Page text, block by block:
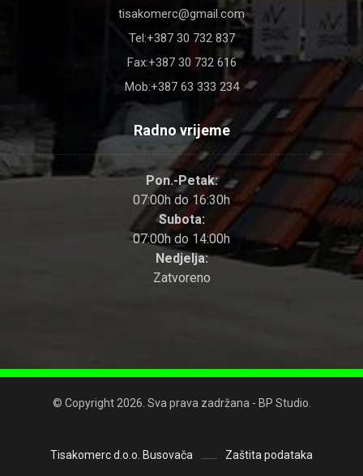
tisakomerc@gmail.com
Tel:+387 30 732 837
Fax:+387 30 732 616
Mob:+387 63 333 234
Radno vrijeme
Pon.-Petak:
07:00h do 16:30h
Subota:
07:00h do 14:00h
Nedjelja:
Zatvoreno
© Copyright 2026. Sva prava zadržana - BP Studio.
Zaštita podataka
Tisakomerc d.o.o. Busovača